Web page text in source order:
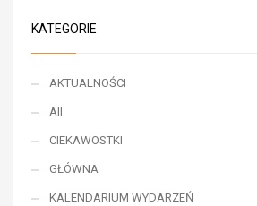
KATEGORIE
AKTUALNOŚCI
All
CIEKAWOSTKI
GŁÓWNA
KALENDARIUM WYDARZEŃ